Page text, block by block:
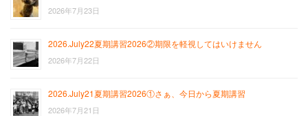
2026年7月23日
2026.July22夏期講習2026②期限を軽視してはいけません
2026年7月22日
2026.July21夏期講習2026①さぁ、今日から夏期講習
2026年7月21日